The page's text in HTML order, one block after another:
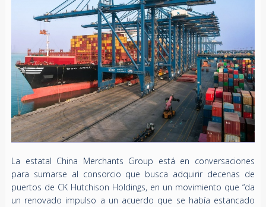
La estatal China Merchants Group está en conversaciones
para sumarse al consorcio que busca adquirir decenas de
puertos de CK Hutchison Holdings, en un movimiento que “da
un renovado impulso a un acuerdo que se había estancado